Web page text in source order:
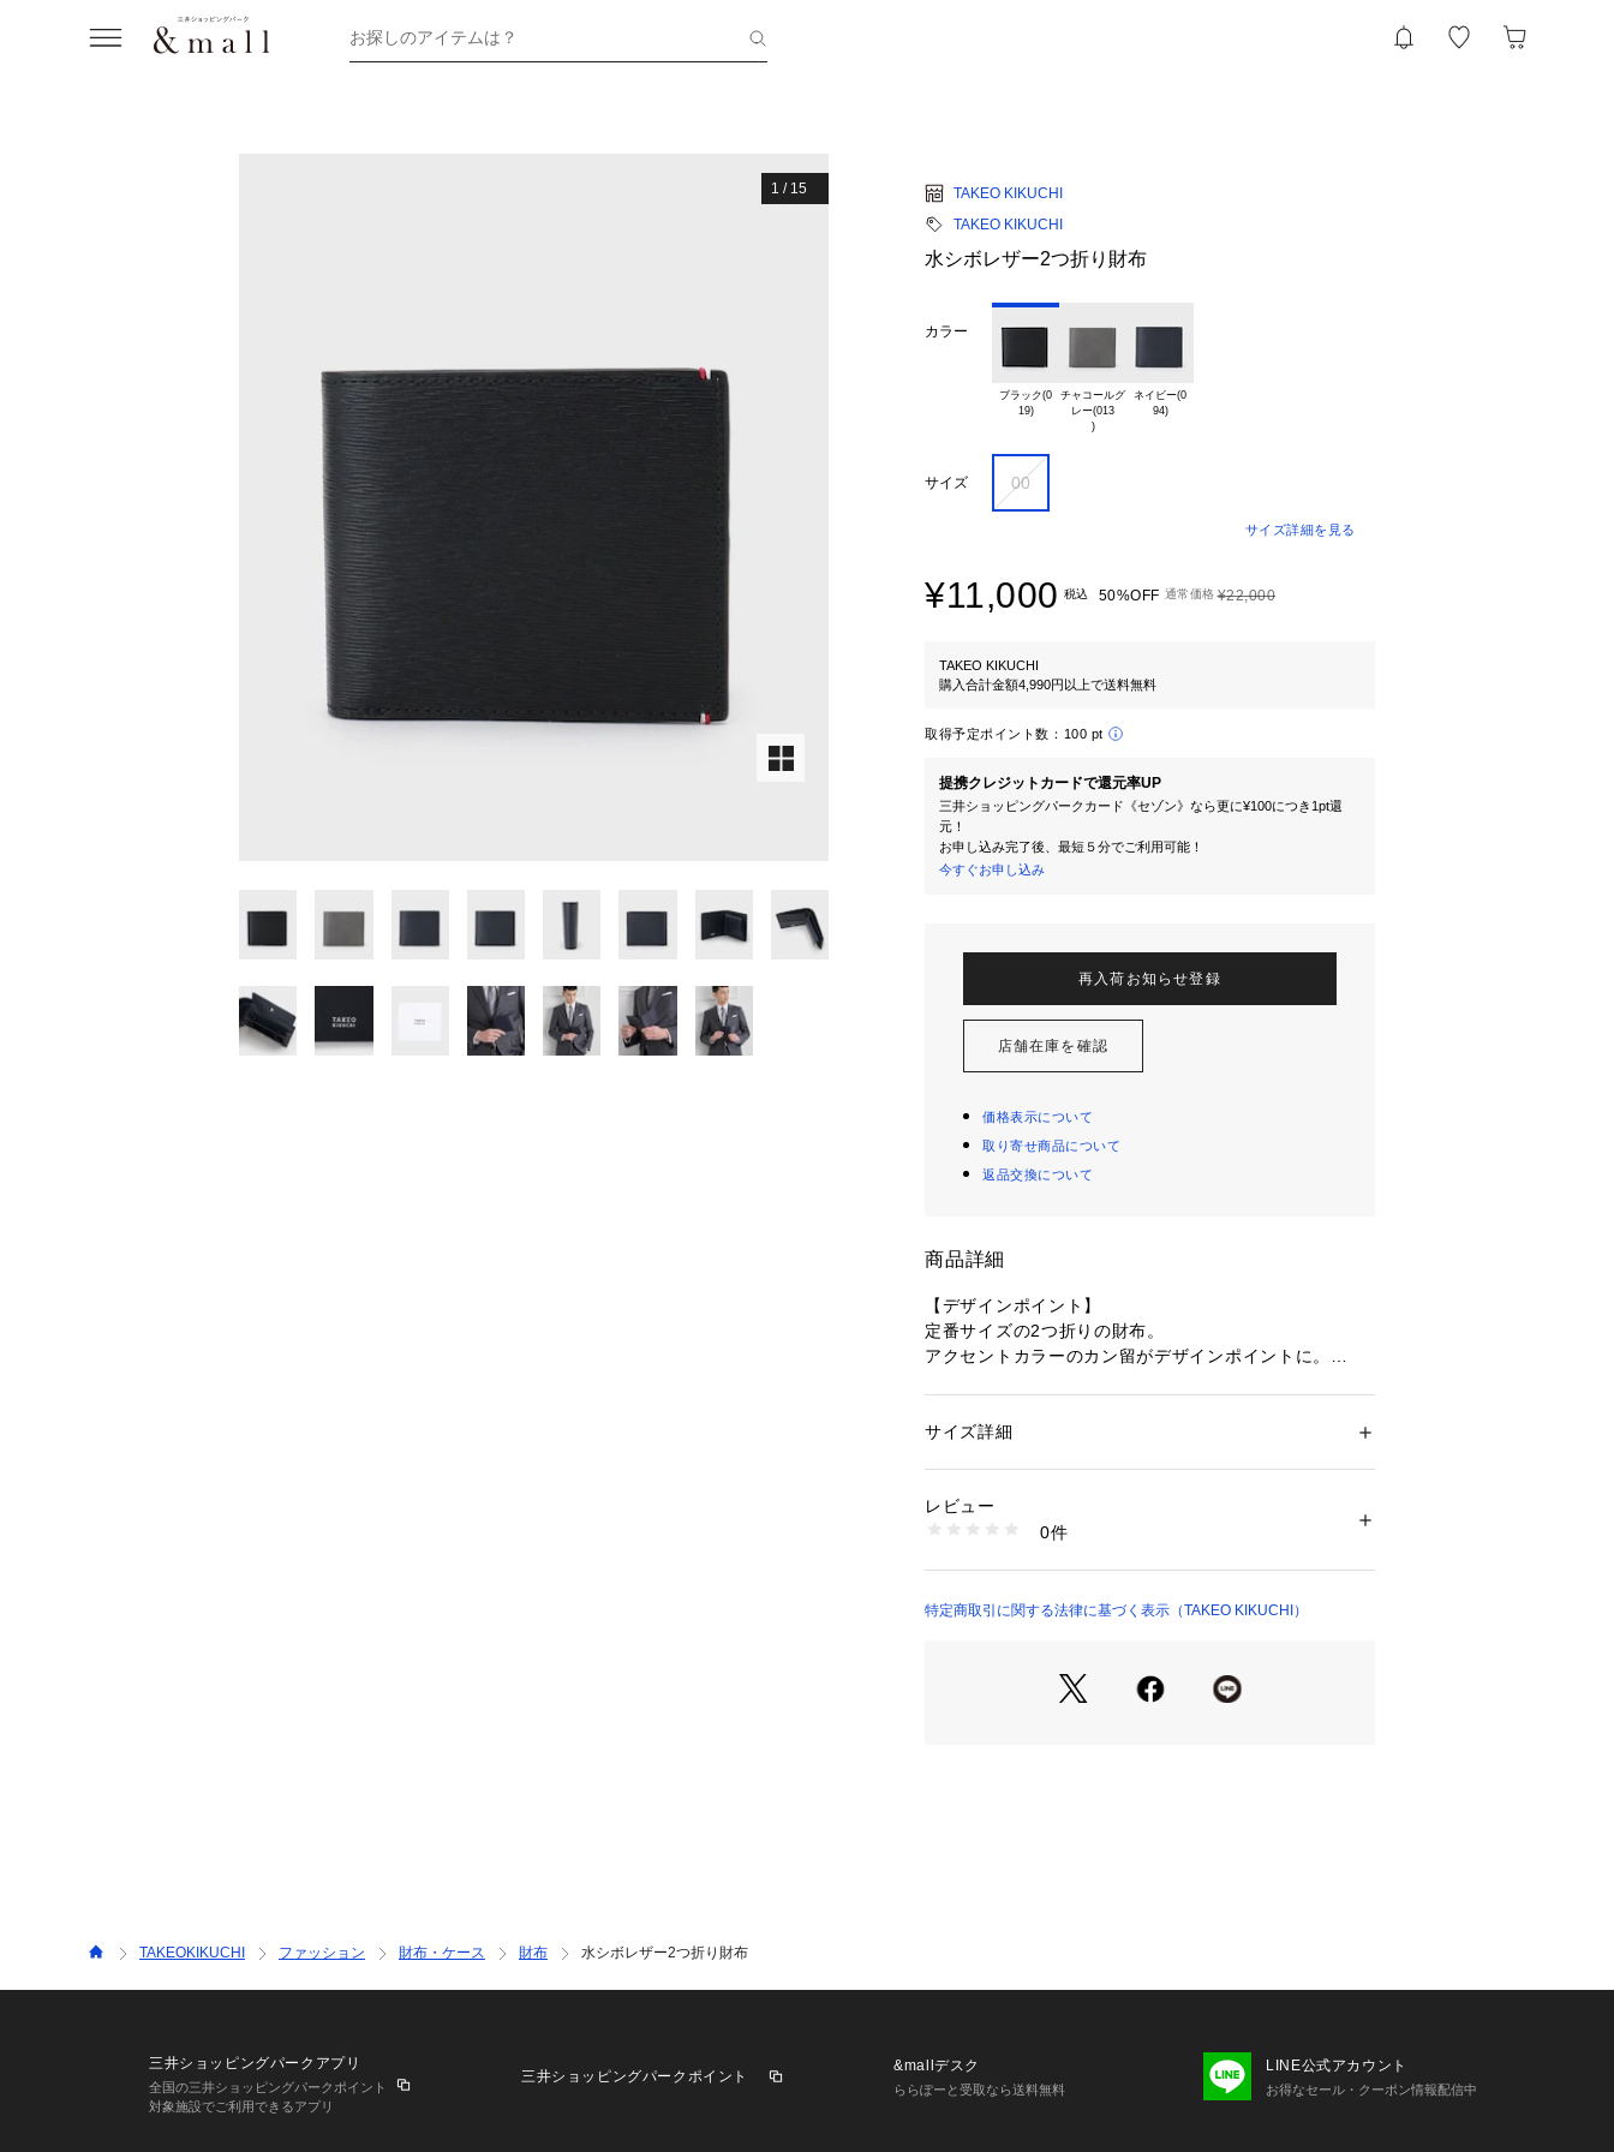
お探しのアイテムは？
1 / 15
TAKEO KIKUCHI
TAKEO KIKUCHI
水シボレザー2つ折り財布
カラー
ブラック(0
19)
チャコールグ
レー(013
)
ネイビー(0
94)
サイズ 00
サイズ詳細を見る
¥11,000 税込 50%OFF 通常価格 ¥22,000
TAKEO KIKUCHI
購入合計金額4,990円以上で送料無料
取得予定ポイント数： 100 pt
提携クレジットカードで還元率UP
三井ショッピングパークカード《セゾン》なら更に¥100につき1pt還
元！
お申し込み完了後、最短５分でご利用可能！
今すぐお申し込み
再入荷お知らせ登録
店舗在庫を確認
価格表示について
取り寄せ商品について
返品交換について
商品詳細
【デザインポイント】
定番サイズの2つ折りの財布。
アクセントカラーのカン留がデザインポイントに。
があります。
コンビ鞣しのエンボスレザーを使用。
ドラムにてクロームで鞣した下地に更にタンニンでレタ
吹き付け染色機械のエアーと圧を調整したシャドウスプ
ざいます。
性別：メンズ
商品番号：
070-05402 （ショップ）
サイズ詳細
レビュー
0件
特定商取引に関する法律に基づく表示（TAKEO KIKUCHI）
TAKEOKIKUCHI ファッション 財布・ケース 財布 水シボレザー2つ折り財布
三井ショッピングパークアプリ
全国の三井ショッピングパークポイント
対象施設でご利用できるアプリ
三井ショッピングパークポイント
&mallデスク
ららぽーと受取なら送料無料
LINE公式アカウント
お得なセール・クーポン情報配信中